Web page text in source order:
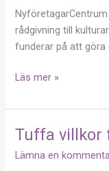
rådgivning till
funderar på att göra
kulturföretagare
Läs mer »
Tuffa villkor
Lämna en
Tuffa
villkor